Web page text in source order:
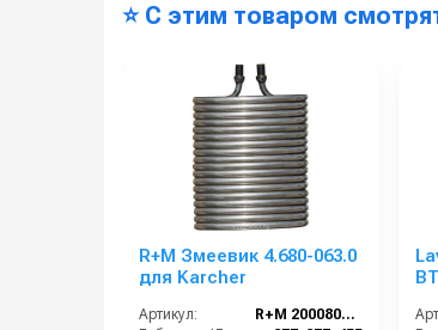
⭐ С этим товаром
R+M Змеевик 4.680-063.0
для Karcher
Артикул:
R+M 200080512